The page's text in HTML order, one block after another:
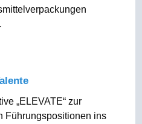
„ELEVATE“ zur
Führungspositionen ins